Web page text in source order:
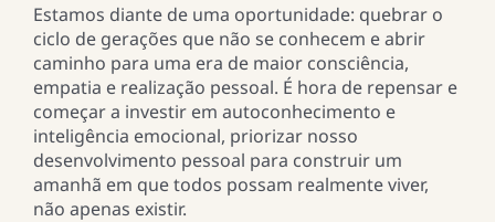
Estamos diante de uma oportunidade: quebrar o
ciclo de gerações que não se conhecem e abrir
caminho para uma era de maior consciência,
empatia e realização pessoal. É hora de repensar e
começar a investir em autoconhecimento e
inteligência emocional, priorizar nosso
desenvolvimento pessoal para construir um
amanhã em que todos possam realmente viver,
não apenas existir.